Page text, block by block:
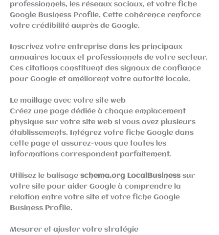
professionnels, les réseaux sociaux, et votre fiche
Google Business Profile. Cette cohérence renforce
votre crédibilité auprès de Google.
Inscrivez votre entreprise dans les principaux
annuaires locaux et professionnels de votre secteur.
Ces citations constituent des signaux de confiance
pour Google et améliorent votre autorité locale.
Le maillage avec votre site web
Créez une page dédiée à chaque emplacement
physique sur votre site web si vous avez plusieurs
établissements. Intégrez votre fiche Google dans
cette page et assurez-vous que toutes les
informations correspondent parfaitement.
Utilisez le balisage schema.org LocalBusinesssur
votre site pour aider Google à comprendre la
relation entre votre site et votre fiche Google
Business Profile.
Mesurer et ajuster votre stratégie